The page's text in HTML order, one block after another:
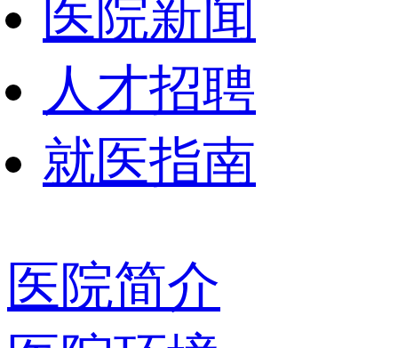
医院新闻
人才招聘
就医指南
医院简介